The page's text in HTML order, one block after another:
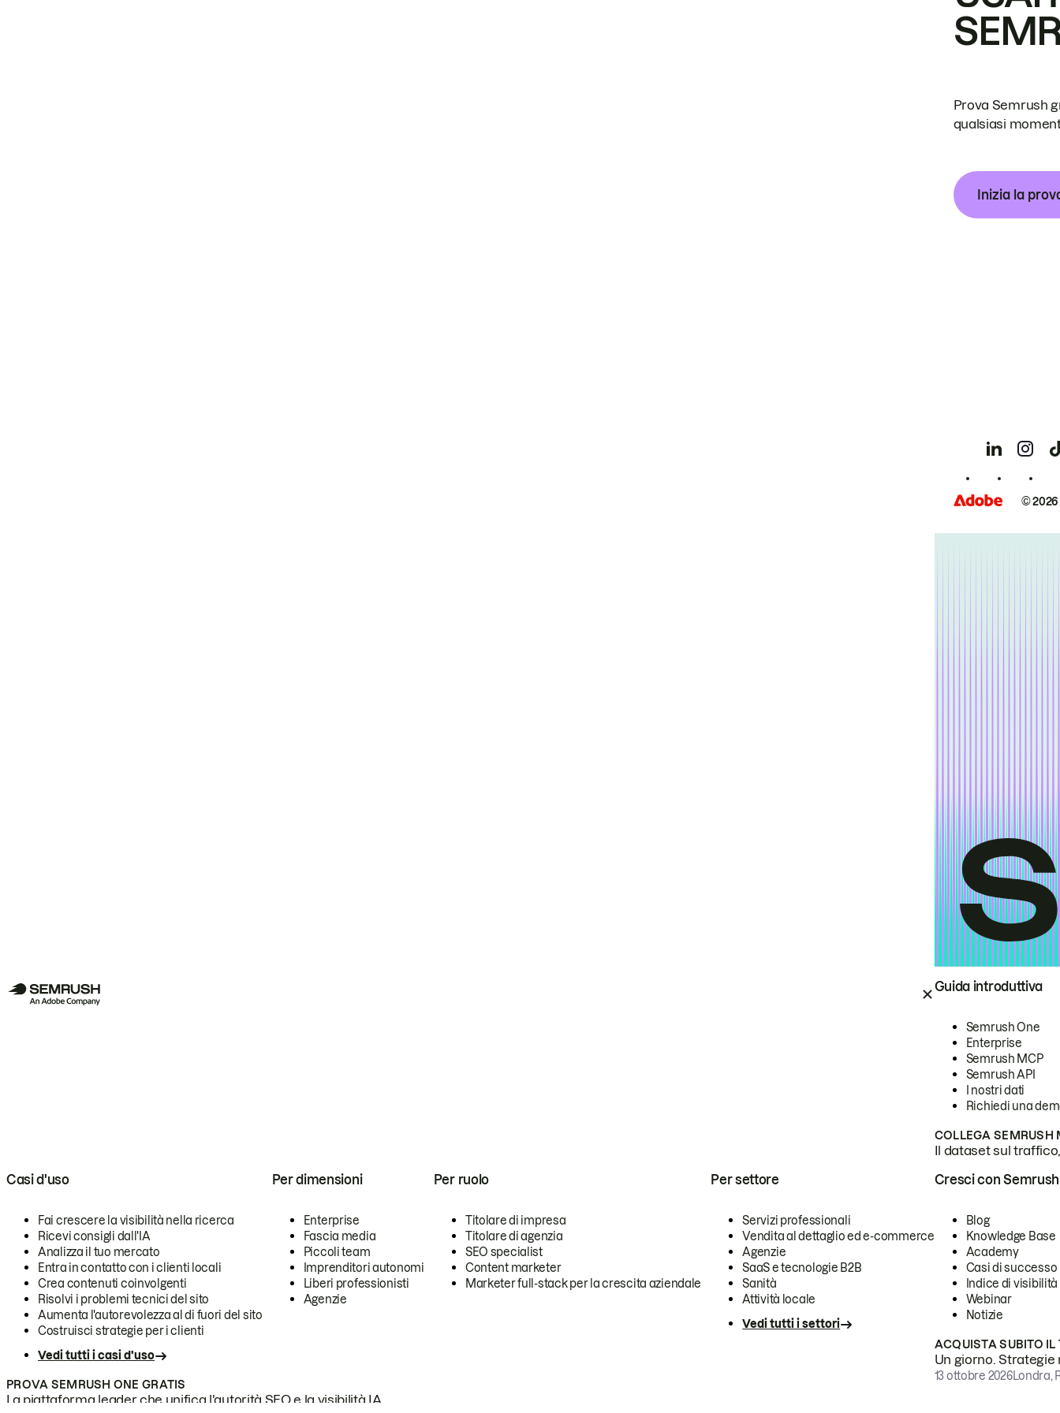
Guida introduttiva
Semrush One
Enterprise
Semrush MCP
Semrush API
I nostri dati
Richiedi una
COLLEGA SEMRUSH
Il dataset sul
Casi d'uso
Fai crescere la visibilità nella ricerca
Ricevi consigli dall'IA
Analizza il tuo mercato
Entra in contatto con i clienti locali
Crea contenuti coinvolgenti
Risolvi i problemi tecnici del sito
Aumenta l'autorevolezza al di fuori del sito
Costruisci strategie per i clienti
Vedi tutti i casi d'uso
Per dimensioni
Enterprise
Fascia media
Piccoli team
Imprenditori autonomi
Liberi professionisti
Agenzie
Per ruolo
Titolare di impresa
Titolare di agenzia
SEO specialist
Content marketer
Marketer full-stack per la crescita aziendale
Per settore
Servizi professionali
Vendita al dettaglio ed e-commerce
Agenzie
SaaS e tecnologie B2B
Sanità
Attività locale
Vedi tutti i settori
PROVA SEMRUSH ONE GRATIS
La piattaforma leader che unifica l'autorità SEO e la visibilità IA.
Cresci con Semrush
Blog
Knowledge Base
Academy
Casi di successo
Indice di visibilità
Webinar
Notizie
ACQUISTA SUBITO IL
Un giorno.
13 ottobre 2026Londra,
Prova Semrush
qualsiasi
Inizia la
©